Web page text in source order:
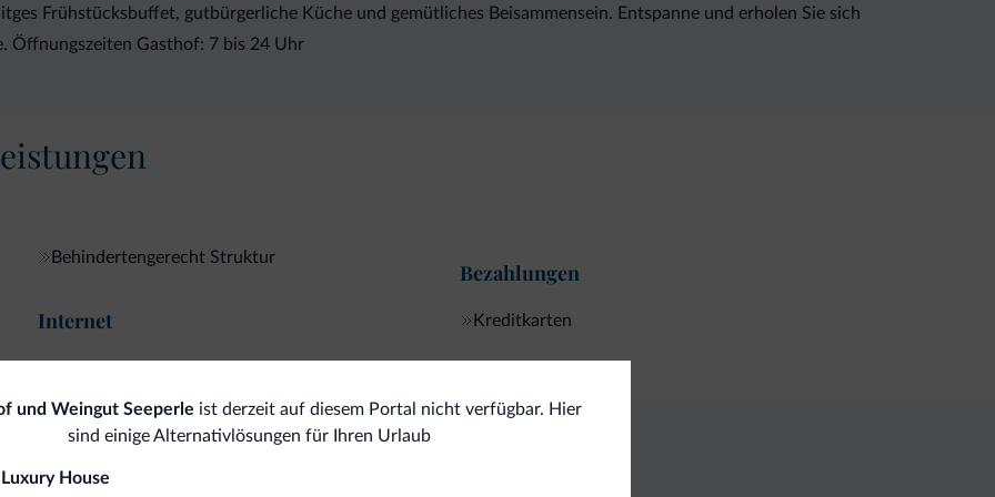
Frühstücksbuffet, gutbürgerliche Küche und gemütliches Beisammensein. Entspanne und erholen Sie sich
Öffnungszeiten Gasthof: 7 bis 24 Uhr
Behindertengerecht Struktur
Internet
Bezahlungen
Kreditkarten
und Weingut Seeperle ist derzeit auf diesem Portal nicht verfügbar. Hier
sind einige Alternativlösungen für Ihren Urlaub
House